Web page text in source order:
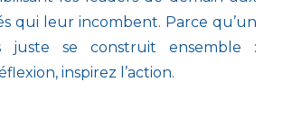
qui leur incombent. Parce qu’un
juste se construit ensemble :
inspirez l’action.